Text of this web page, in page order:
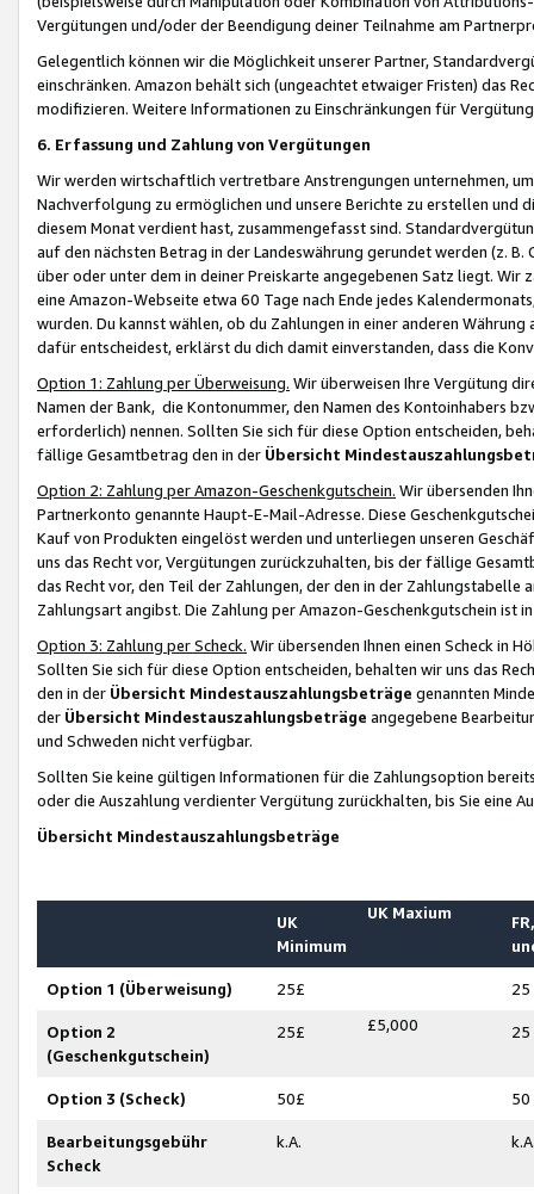
Vergütungen und/oder der Beendigung deiner Teilnahme am
Gelegentlich können wir die Möglichkeit unserer Partner,
einschränken. Amazon behält sich (ungeachtet etwaiger Fristen) das
modifizieren. Weitere Informationen zu Einschränkungen für
6. Erfassung und Zahlung von Vergütungen
Wir werden wirtschaftlich vertretbare Anstrengungen unternehmen,
Nachverfolgung zu ermöglichen und unsere Berichte zu erstellen und
diesem Monat verdient hast, zusammengefasst sind.
auf den nächsten Betrag in der Landeswährung gerundet werden (z.
über oder unter dem in deiner Preiskarte angegebenen Satz liegt.
eine Amazon-Webseite etwa 60 Tage nach Ende jedes
wurden. Du kannst wählen, ob du Zahlungen in einer anderen
dafür entscheidest, erklärst du dich damit einverstanden, dass die
Option 1: Zahlung per Überweisung. Wir überweisen Ihre Vergütung
Namen der Bank, die Kontonummer, den Namen des Kontoinhabers
erforderlich) nennen. Sollten Sie sich für diese Option entscheiden,
fällige Gesamtbetrag den in der Übersicht
Option 2: Zahlung per Amazon-Geschenkgutschein. Wir übersenden
Partnerkonto genannte Haupt-E-Mail-Adresse. Diese
Kauf von Produkten eingelöst werden und unterliegen unseren
uns das Recht vor, Vergütungen zurückzuhalten, bis der fällige
das Recht vor, den Teil der Zahlungen, der den in der
Zahlungsart angibst. Die Zahlung per Amazon-Geschenkgutschein ist
Option 3: Zahlung per Scheck. Wir übersenden Ihnen einen Scheck in
Sollten Sie sich für diese Option entscheiden, behalten wir uns das
den in der Übersicht Mindestauszahlungsbeträge genannten
der Übersicht Mindestauszahlungsbeträge angegebene
und Schweden nicht verfügbar.
Sollten Sie keine gültigen Informationen für die Zahlungsoption
oder die Auszahlung verdienter Vergütung zurückhalten, bis Sie
Übersicht Mindestauszahlungsbeträge
UK
Minimum
UK Maxium
Option 1 (Überweisung) 25£ 25
Option 2
(Geschenkgutschein)
25£ £5,000 25
Option 3 (Scheck) 50£ 50
Bearbeitungsgebühr
Scheck
k.A.